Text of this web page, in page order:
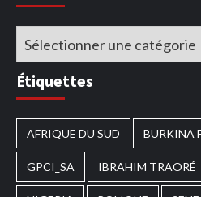
Catégories
Étiquettes
AFRIQUE DU SUD BURKINA
GPCI_SA IBRAHIM TRAORÉ